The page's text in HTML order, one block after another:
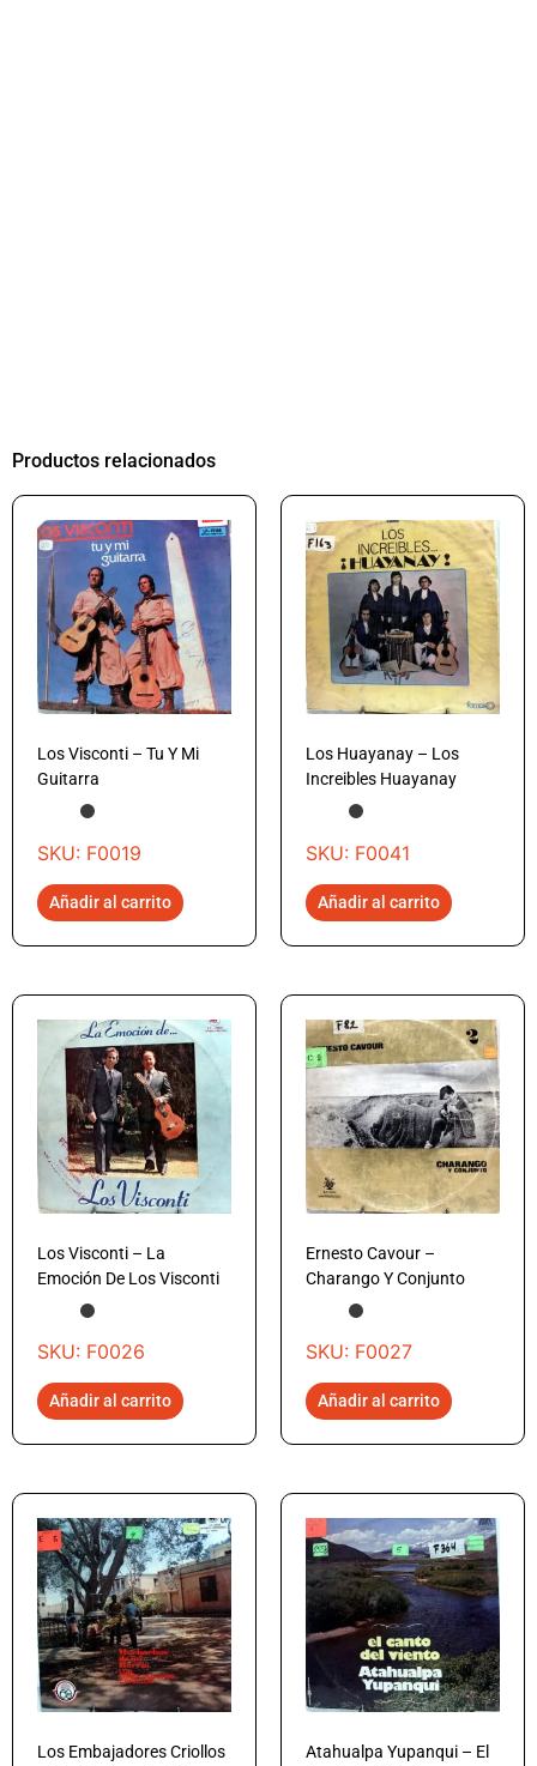
Productos relacionados
Los Visconti – Tu Y Mi
Guitarra
SKU: F0019
Añadir al carrito
Los Huayanay – Los
Increibles Huayanay
SKU: F0041
Añadir al carrito
Los Visconti – La
Emoción De Los Visconti
SKU: F0026
Añadir al carrito
Ernesto Cavour –
Charango Y Conjunto
SKU: F0027
Añadir al carrito
Los Embajadores Criollos
Atahualpa Yupanqui – El